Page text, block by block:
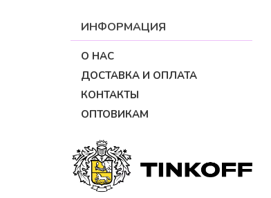
ИНФОРМАЦИЯ
О НАС
ДОСТАВКА И ОПЛАТА
КОНТАКТЫ
ОПТОВИКАМ